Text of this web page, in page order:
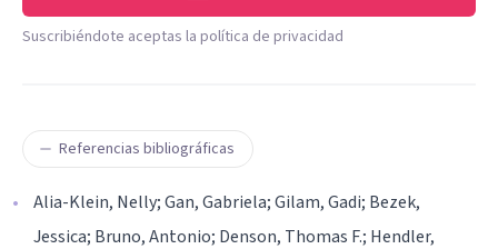
Suscribiéndote aceptas la política de privacidad
Referencias bibliográficas
Alia-Klein, Nelly; Gan, Gabriela; Gilam, Gadi; Bezek,
Jessica; Bruno, Antonio; Denson, Thomas F.; Hendler,